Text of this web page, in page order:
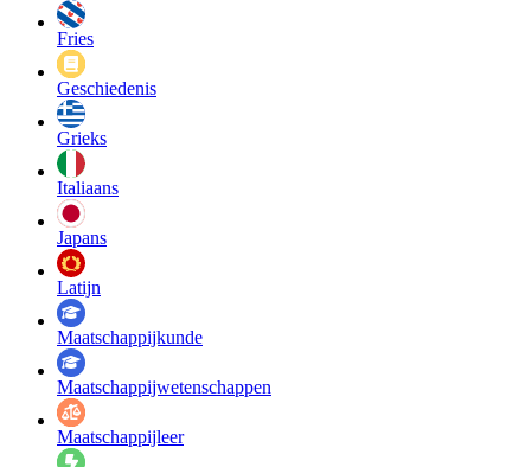
Fries
Geschiedenis
Grieks
Italiaans
Japans
Latijn
Maatschappij­kunde
Maatschappij­wetenschappen
Maatschappijleer